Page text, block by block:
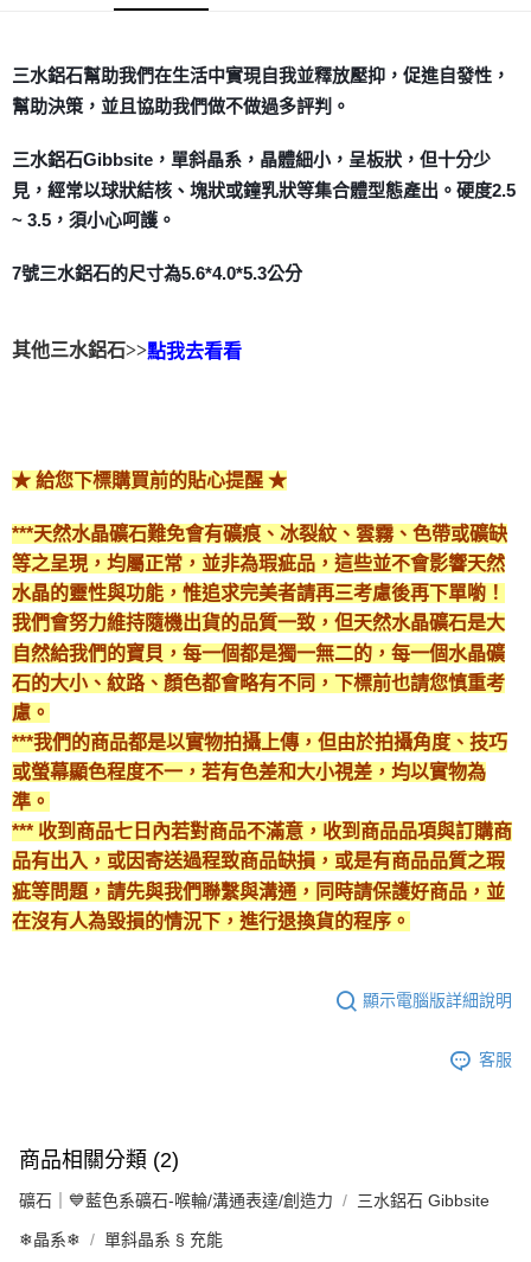
7-11取貨付款
賣家宅配幫您送（台灣）
每筆NT$80，滿NT$3,000(含以上)免運費
郵局幫你送（離島）
每筆NT$80，滿NT$3,000(含以上)免運費
免運費
三水鋁石幫助我們在生活中實現自我並釋放壓抑，促進自發性，
幫助決策，並且協助我們做不做過多評判。
三水鋁石Gibbsite，單斜晶系，晶體細小，呈板狀，但十分少
見，經常以球狀結核、塊狀或鐘乳狀等集合體型態產出。硬度2.5
~ 3.5，須小心呵護。
7號三水鋁石的尺寸為5.6*4.0*5.3公分
其他三水鋁石>>點我去看看
★ 給您下標購買前的貼心提醒 ★
***天然水晶礦石難免會有礦痕、冰裂紋、雲霧、色帶或礦缺
等之呈現，均屬正常，並非為瑕疵品，這些並不會影響天然
水晶的靈性與功能，惟追求完美者請再三考慮後再下單喲！
我們會努力維持隨機出貨的品質一致，但天然水晶礦石是大
自然給我們的寶貝，每一個都是獨一無二的，每一個水晶礦
石的大小、紋路、顏色都會略有不同，下標前也請您慎重考
慮。
***我們的商品都是以實物拍攝上傳，但由於拍攝角度、技巧
或螢幕顯色程度不一，若有色差和大小視差，均以實物為
準。
*** 收到商品七日內若對商品不滿意，收到商品品項與訂購商
品有出入，或因寄送過程致商品缺損，或是有商品品質之瑕
疵等問題，請先與我們聯繫與溝通，同時請保護好商品，並
在沒有人為毀損的情況下，進行退換貨的程序。
顯示電腦版詳細說明
客服
商品相關分類 (2)
礦石｜💙藍色系礦石-喉輪/溝通表達/創造力 三水鋁石 Gibbsite
❄晶系❄ 單斜晶系 § 充能